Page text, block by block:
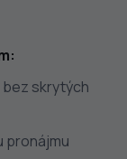
bez skrytých
pronájmu